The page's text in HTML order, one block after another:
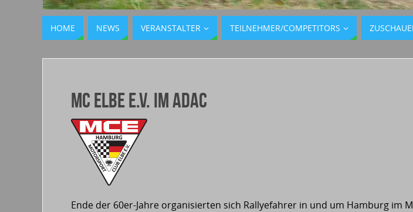
HOME NEWS VERANSTALTER TEILNEHMER/COMPETITORS
MC Elbe e.V. im ADAC
Ende der 60er-Jahre organisierten sich Rallyefahrer in und um Hamburg im